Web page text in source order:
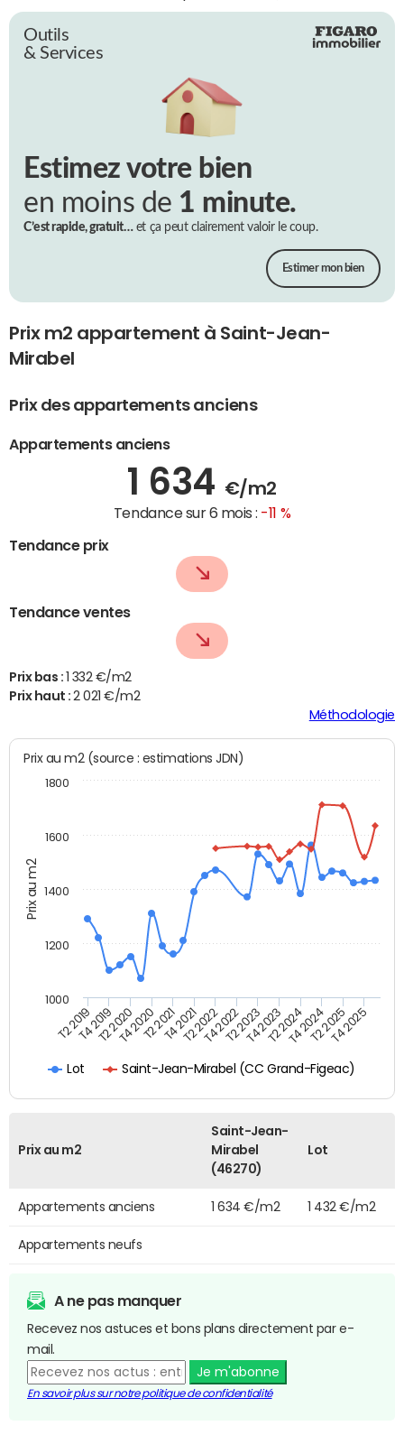
Outils
& Services
Estimez votre bien
en moins de 1 minute.
C’est rapide, gratuit…et ça peut clairement valoir le coup.
Estimer mon bien
Prix m2 appartement à Saint-Jean-
Mirabel
Prix des appartements anciens
Appartements anciens
1 634 €/m2
Tendance sur 6 mois : -11 %
Tendance prix
Tendance ventes
Prix bas : 1 332 €/m2
Prix haut :2 021 €/m2
Méthodologie
Prix au m2
Prix au m2 (source : estimations JDN)
Lot Saint-Jean-Mirabel (CC Grand-Figeac)
T2 2019T4 2019T2 2020T4 2020T2 2021T4 2021T2 2022T4 2022T2 2023T4 2023T2 2024T4 2024T2 2025T4 2025
1000
1200
1400
1600
1800
Prix au m2
Saint-Jean-
Mirabel
(46270)
Lot
Appartements anciens 1 634 €/m2 1 432 €/m2
Appartements neufs
A ne pas manquer
Recevez nos astuces et bons plans directement par e-
mail.
Je m'abonne
En savoir plus sur notre politique de confidentialité